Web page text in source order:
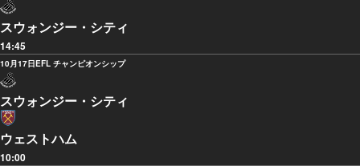
スウォンジー・シティ
14:45
10月17日EFL チャンピオンシップ
スウォンジー・シティ
ウェストハム
10:00